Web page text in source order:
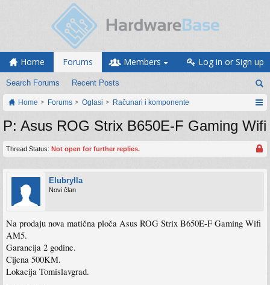
Home Forums
Search Forums Recent Posts
Members Log in or Sign up
Home Forums Oglasi Računari i komponente
P: Asus ROG Strix B650E-F Gaming Wifi
Thread Status: Not open for further replies.
Elubrylla
Novi član
Na prodaju nova matična ploča Asus ROG Strix B650E-F Gaming Wifi
AM5.
Garancija 2 godine.
Cijena 500KM.
Lokacija Tomislavgrad.